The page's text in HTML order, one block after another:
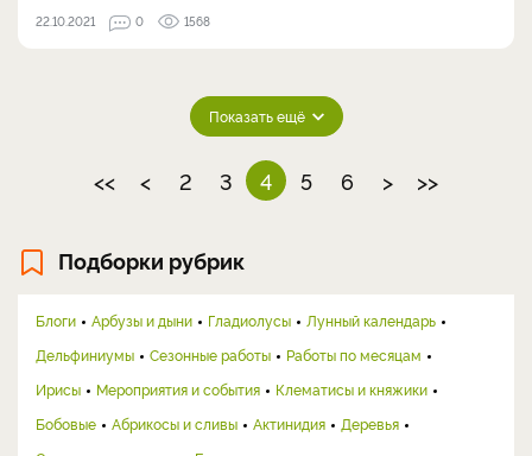
22.10.2021 0 1568
Показать ещё
<< < 2 3 4 5 6 > >>
Подборки рубрик
Блоги Арбузы и дыни Гладиолусы
Лунный календарь
Дельфиниумы
Сезонные работы
Работы по месяцам
Ирисы
Мероприятия и события
Клематисы и княжики
Бобовые
Абрикосы и сливы Актинидия
Деревья